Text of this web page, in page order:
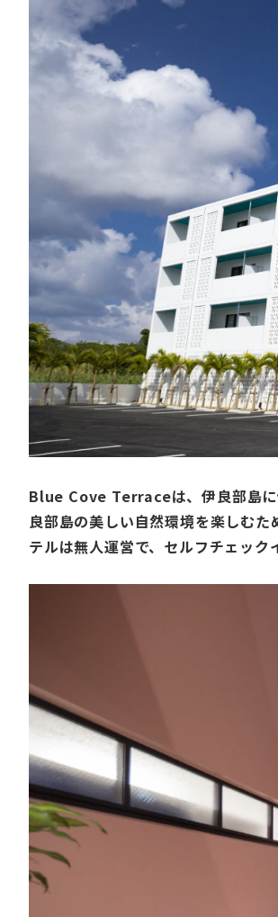
Blue Cove Terraceは、伊良部島
良部島の美しい自然環境を楽しむ
テルは無人運営で、セルフチェック